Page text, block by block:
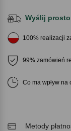
Wyślij
100% realizacji
99% zamówień
Co ma wpływ
Metody